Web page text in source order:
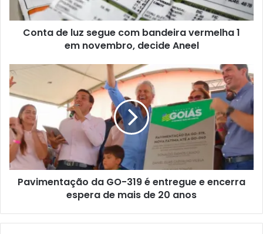
Conta de luz segue com bandeira vermelha 1
em novembro, decide Aneel
Pavimentação da GO-319 é entregue e encerra
espera de mais de 20 anos